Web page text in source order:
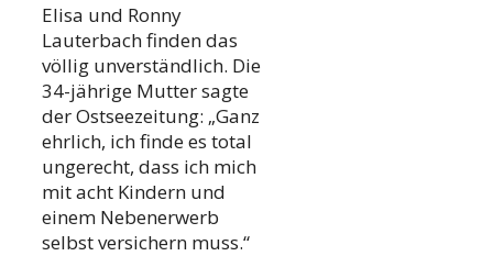
Elisa und Ronny
Lauterbach finden das
völlig unverständlich. Die
34-jährige Mutter sagte
der Ostseezeitung: „Ganz
ehrlich, ich finde es total
ungerecht, dass ich mich
mit acht Kindern und
einem Nebenerwerb
selbst versichern muss.“